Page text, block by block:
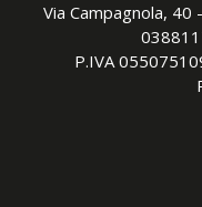
Via Campagnola,
P.IVA